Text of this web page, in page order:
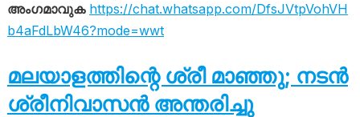
അംഗമാവുക https://chat.whatsapp.com/DfsJVtpVohVH
b4aFdLbW46?mode=wwt
മലയാളത്തിന്റെ ശ്രീ മാഞ്ഞു; നടന്‍
ശ്രീനിവാസന്‍ അന്തരിച്ചു